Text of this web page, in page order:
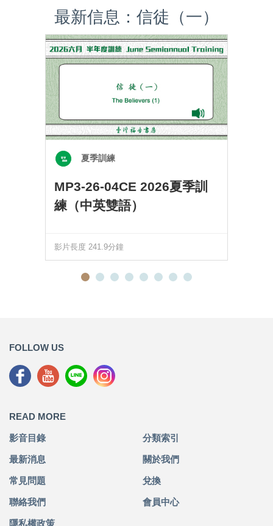
最新信息：信徒（一）
夏季訓練
MP3-26-04CE 2026夏季訓
練（中英雙語）
影片長度 241.9分鐘
FOLLOW US
READ MORE
影音目錄 分類索引
最新消息 關於我們
常見問題 兌換
聯絡我們 會員中心
隱私權政策